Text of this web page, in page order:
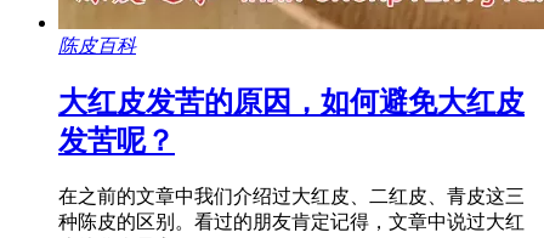
陈皮百科
大红皮发苦的原因，如何避免大红皮
发苦呢？
在之前的文章中我们介绍过大红皮、二红皮、青皮这三
种陈皮的区别。看过的朋友肯定记得，文章中说过大红